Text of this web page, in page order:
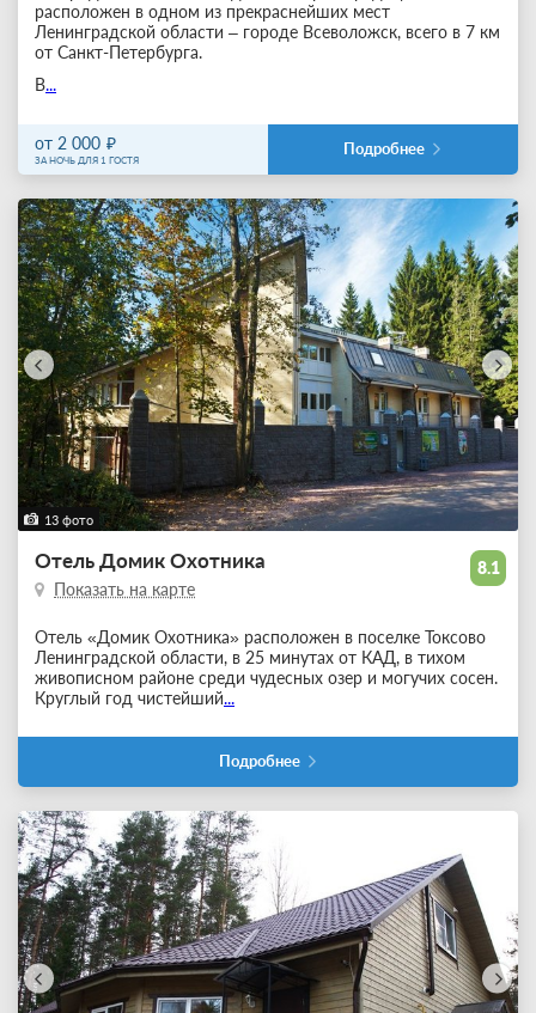
расположен в одном из прекраснейших мест
Ленинградской области – городе Всеволожск, всего в 7 км
от Санкт-Петербурга.
В...
от 2 000
ЗА НОЧЬ ДЛЯ 1 ГОСТЯ
Подробнее
13 фото
8.1
Отель Домик Охотника
Показать на карте
Отель «Домик Охотника» расположен в поселке Токсово
Ленинградской области, в 25 минутах от КАД, в тихом
живописном районе среди чудесных озер и могучих сосен.
Круглый год чистейший...
Подробнее